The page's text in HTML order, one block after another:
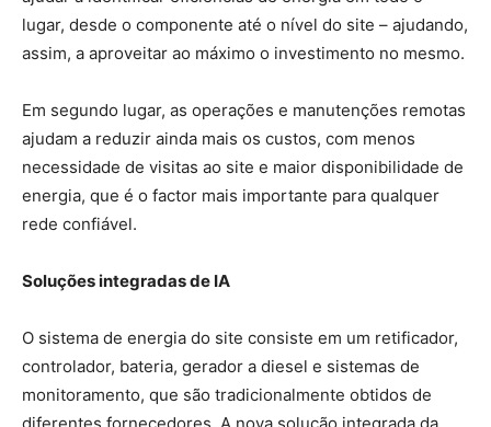
lugar, desde o componente até o nível do site – ajudando,
assim, a aproveitar ao máximo o investimento no mesmo.
Em segundo lugar, as operações e manutenções remotas
ajudam a reduzir ainda mais os custos, com menos
necessidade de visitas ao site e maior disponibilidade de
energia, que é o factor mais importante para qualquer
rede confiável.
Soluções integradas de IA
O sistema de energia do site consiste em um retificador,
controlador, bateria, gerador a diesel e sistemas de
monitoramento, que são tradicionalmente obtidos de